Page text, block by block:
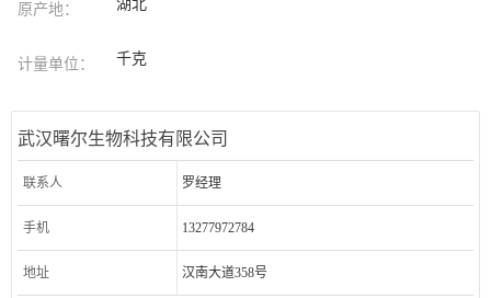
原产地： 湖北
计量单位： 千克
武汉曙尔生物科技有限公司
联系人 罗经理
手机 13277972784
地址 汉南大道358号